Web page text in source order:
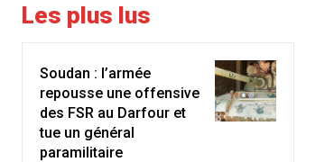
Les plus lus
Soudan : l’armée
repousse une offensive
des FSR au Darfour et
tue un général
paramilitaire